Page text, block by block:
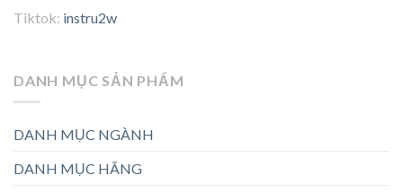
Tiktok: instru2w
DANH MỤC SẢN PHẨM
DANH MỤC NGÀNH
DANH MỤC HÃNG